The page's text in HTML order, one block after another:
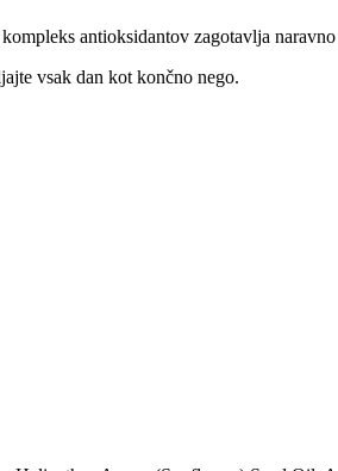
antioksidantov zagotavlja
vsak dan kot končno nego.